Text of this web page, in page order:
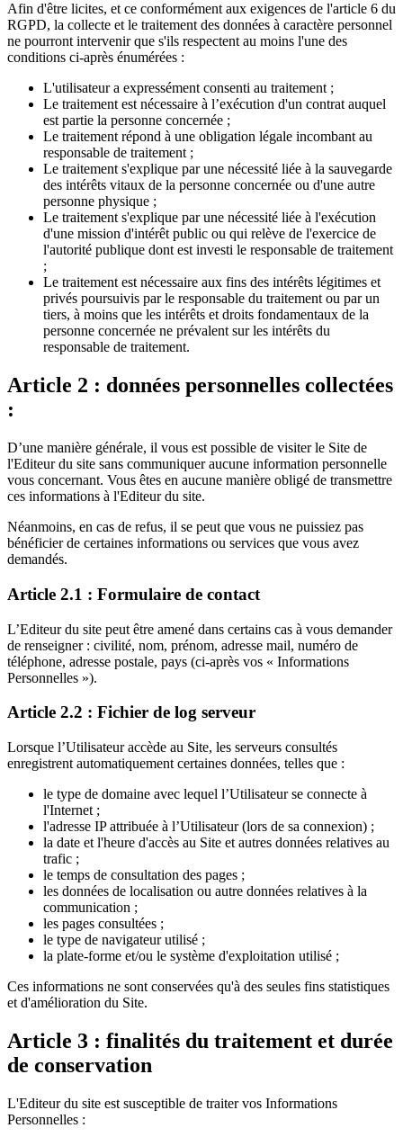
Afin d'être licites, et ce conformément aux exigences de l'article 6 du
RGPD, la collecte et le traitement des données à caractère personnel
ne pourront intervenir que s'ils respectent au moins l'une des
conditions ci-après énumérées :
L'utilisateur a expressément consenti au traitement ;
Le traitement est nécessaire à l’exécution d'un contrat auquel
est partie la personne concernée ;
Le traitement répond à une obligation légale incombant au
responsable de traitement ;
Le traitement s'explique par une nécessité liée à la sauvegarde
des intérêts vitaux de la personne concernée ou d'une autre
personne physique ;
Le traitement s'explique par une nécessité liée à l'exécution
d'une mission d'intérêt public ou qui relève de l'exercice de
l'autorité publique dont est investi le responsable de traitement
;
Le traitement est nécessaire aux fins des intérêts légitimes et
privés poursuivis par le responsable du traitement ou par un
tiers, à moins que les intérêts et droits fondamentaux de la
personne concernée ne prévalent sur les intérêts du
responsable de traitement.
Article 2 : données personnelles collectées
:
D’une manière générale, il vous est possible de visiter le Site de
l'Editeur du site sans communiquer aucune information personnelle
vous concernant. Vous êtes en aucune manière obligé de transmettre
ces informations à l'Editeur du site.
Néanmoins, en cas de refus, il se peut que vous ne puissiez pas
bénéficier de certaines informations ou services que vous avez
demandés.
Article 2.1 : Formulaire de contact
L’Editeur du site peut être amené dans certains cas à vous demander
de renseigner : civilité, nom, prénom, adresse mail, numéro de
téléphone, adresse postale, pays (ci-après vos « Informations
Personnelles »).
Article 2.2 : Fichier de log serveur
Lorsque l’Utilisateur accède au Site, les serveurs consultés
enregistrent automatiquement certaines données, telles que :
le type de domaine avec lequel l’Utilisateur se connecte à
l'Internet ;
l'adresse IP attribuée à l’Utilisateur (lors de sa connexion) ;
la date et l'heure d'accès au Site et autres données relatives au
trafic ;
le temps de consultation des pages ;
les données de localisation ou autre données relatives à la
communication ;
les pages consultées ;
le type de navigateur utilisé ;
la plate-forme et/ou le système d'exploitation utilisé ;
Ces informations ne sont conservées qu'à des seules fins statistiques
et d'amélioration du Site.
Article 3 : finalités du traitement et durée
de conservation
L'Editeur du site est susceptible de traiter vos Informations
Personnelles :